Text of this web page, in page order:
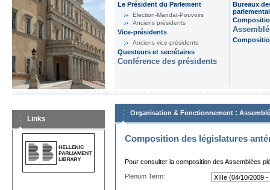
Le Président du Parlement
Election-Mandat-Pouvoirs
Anciens présidents
Vice-présidents
Anciens vice-présidents
Questeurs et secrétaires
Conférence des présidents
Bureaux
Links
Organisation & Fonctionnement :
Composition des législatures
Pour consulter la composition des Assemblées
Plenum Term: